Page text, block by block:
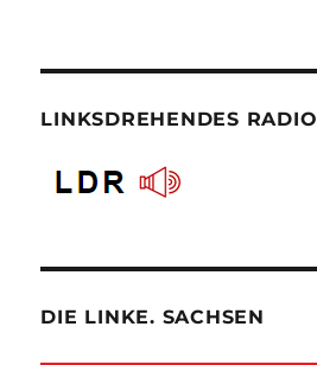
LINKSDREHENDES RADIO
DIE LINKE. SACHSEN